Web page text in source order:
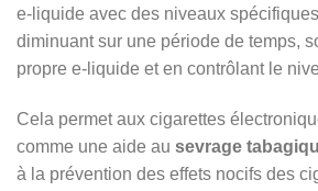
e-liquide avec des niveaux
diminuant sur une période de temps,
propre e-liquide et en contrôlant le
Cela permet aux cigarettes
comme une aide au sevrage
à la prévention des effets nocifs des